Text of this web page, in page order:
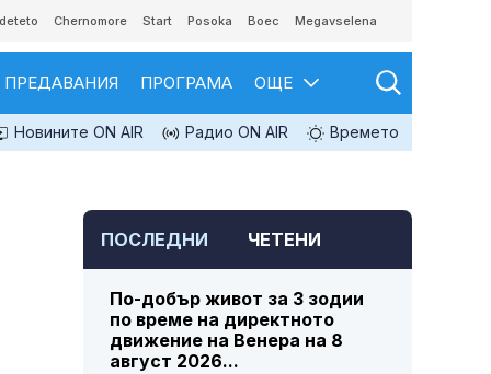
Chernomore Start Posoka Boec Megavselena
ПРЕДАВАНИЯ ПРОГРАМА ОЩЕ
Новините ON AIR Радио ON AIR Времето
ПОСЛЕДНИ ЧЕТЕНИ
По-добър живот за 3 зодии
по време на директното
движение на Венера на 8
август 2026...